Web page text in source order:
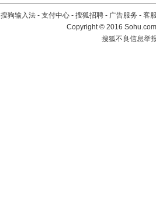
搜狗输入法 - 支付中心 - 搜狐招聘 - 广告服务 - 客
Copyright©2016
搜狐不良信息举